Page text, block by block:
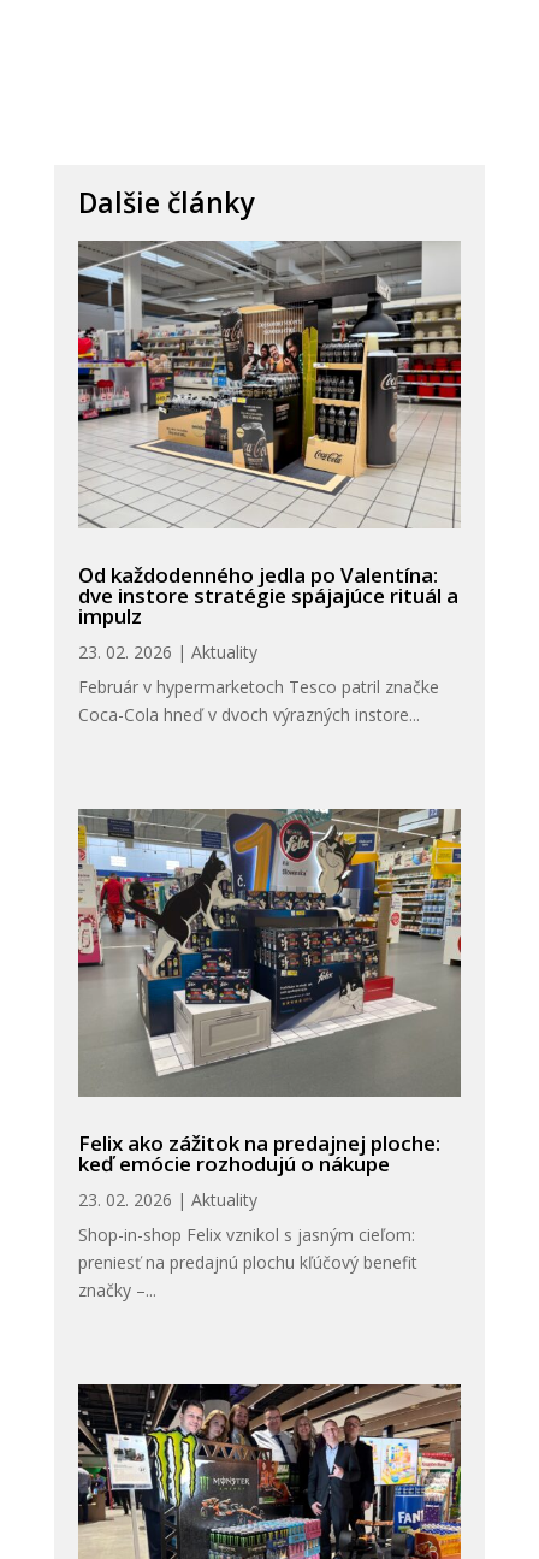
Dalšie články
Od každodenného jedla po Valentína:
dve instore stratégie spájajúce rituál a
impulz
23. 02. 2026 | Aktuality
Február v hypermarketoch Tesco patril značke
Coca-Cola hneď v dvoch výrazných instore...
Felix ako zážitok na predajnej ploche:
keď emócie rozhodujú o nákupe
23. 02. 2026 | Aktuality
Shop-in-shop Felix vznikol s jasným cieľom:
preniesť na predajnú plochu kľúčový benefit
značky –...